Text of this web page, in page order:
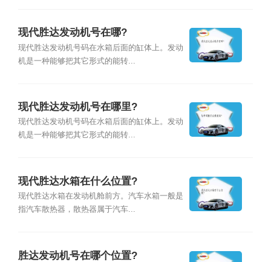
现代胜达发动机号在哪?
现代胜达发动机号码在水箱后面的缸体上。发动
机是一种能够把其它形式的能转...
现代胜达发动机号在哪里?
现代胜达发动机号码在水箱后面的缸体上。发动
机是一种能够把其它形式的能转...
现代胜达水箱在什么位置?
现代胜达水箱在发动机舱前方。汽车水箱一般是
指汽车散热器，散热器属于汽车...
胜达发动机号在哪个位置?